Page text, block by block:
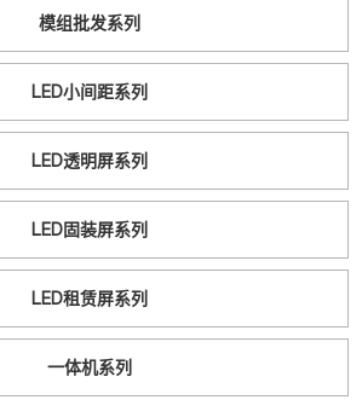
模组批发系列
LED小间距系列
LED透明屏系列
LED固装屏系列
LED租赁屏系列
一体机系列